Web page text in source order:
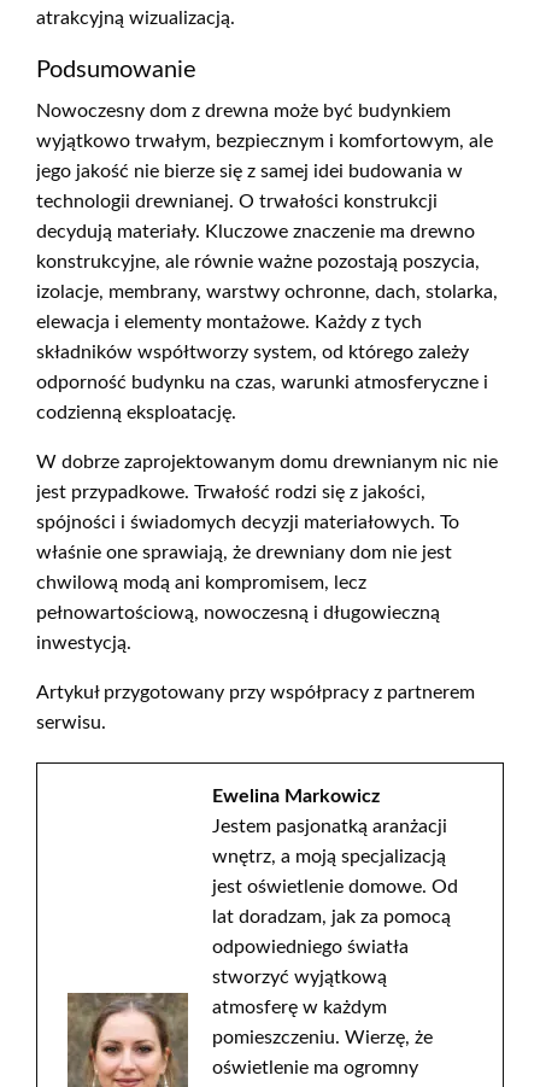
atrakcyjną wizualizacją.
Podsumowanie
Nowoczesny dom z drewna może być budynkiem
wyjątkowo trwałym, bezpiecznym i komfortowym, ale
jego jakość nie bierze się z samej idei budowania w
technologii drewnianej. O trwałości konstrukcji
decydują materiały. Kluczowe znaczenie ma drewno
konstrukcyjne, ale równie ważne pozostają poszycia,
izolacje, membrany, warstwy ochronne, dach, stolarka,
elewacja i elementy montażowe. Każdy z tych
składników współtworzy system, od którego zależy
odporność budynku na czas, warunki atmosferyczne i
codzienną eksploatację.
W dobrze zaprojektowanym domu drewnianym nic nie
jest przypadkowe. Trwałość rodzi się z jakości,
spójności i świadomych decyzji materiałowych. To
właśnie one sprawiają, że drewniany dom nie jest
chwilową modą ani kompromisem, lecz
pełnowartościową, nowoczesną i długowieczną
inwestycją.
Artykuł przygotowany przy współpracy z partnerem
serwisu.
Ewelina Markowicz
Jestem pasjonatką aranżacji
wnętrz, a moją specjalizacją
jest oświetlenie domowe. Od
lat doradzam, jak za pomocą
odpowiedniego światła
stworzyć wyjątkową
atmosferę w każdym
pomieszczeniu. Wierzę, że
oświetlenie ma ogromny